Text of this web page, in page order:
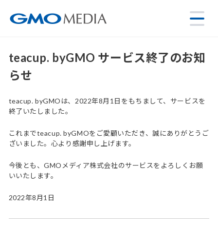
teacup. byGMO サービス終了のお知
らせ
teacup. byGMOは、2022年8月1日をもちまして、サービスを
終了いたしました。
これまでteacup. byGMOをご愛顧いただき、誠にありがとうご
ざいました。心より感謝申し上げます。
今後とも、GMOメディア株式会社のサービスをよろしくお願
いいたします。
2022年8月1日